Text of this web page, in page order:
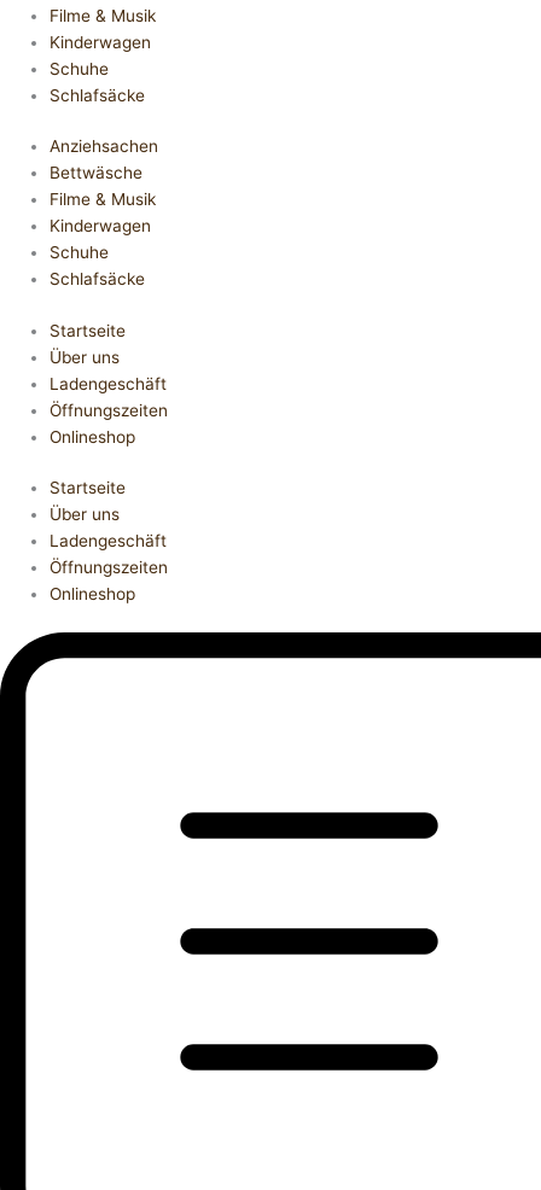
Filme & Musik
Kinderwagen
Schuhe
Schlafsäcke
Anziehsachen
Bettwäsche
Filme & Musik
Kinderwagen
Schuhe
Schlafsäcke
Startseite
Über uns
Ladengeschäft
Öffnungszeiten
Onlineshop
Startseite
Über uns
Ladengeschäft
Öffnungszeiten
Onlineshop